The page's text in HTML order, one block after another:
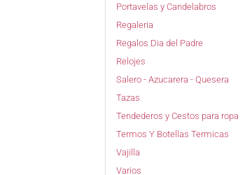
Portavelas y Candelabros
Regaleria
Regalos Dia del Padre
Relojes
Salero - Azucarera - Quesera
Tazas
Tendederos y Cestos para ropa
Termos Y Botellas Termicas
Vajilla
Varios